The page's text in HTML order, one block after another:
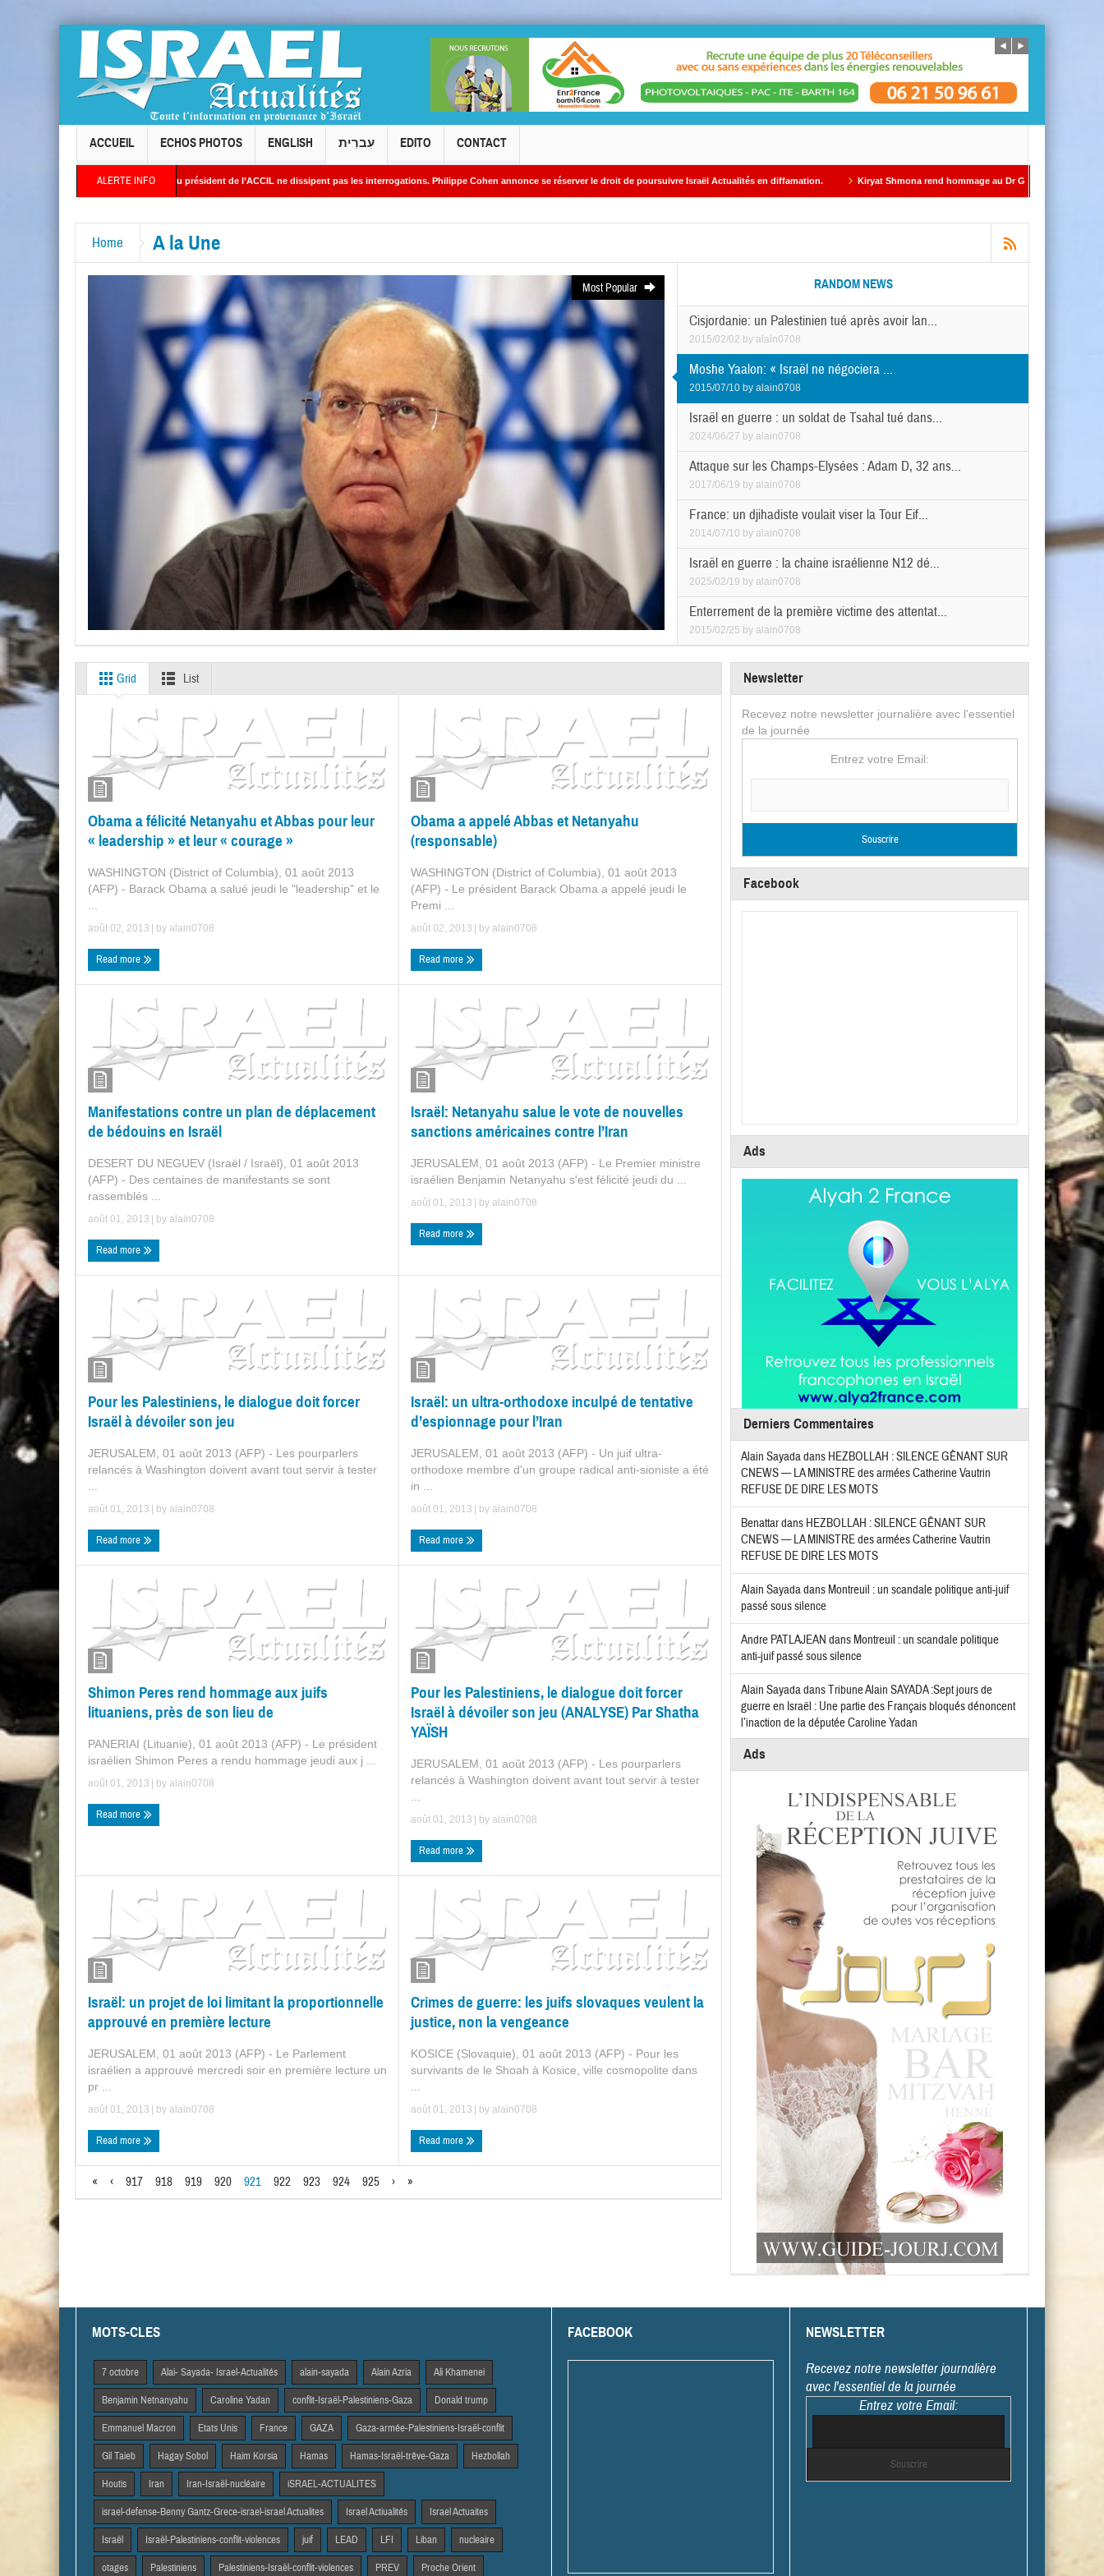
ACCUEIL ECHOS PHOTOS ENGLISH עִברִית EDITO CONTACT
ALERTE INFO
Levallois : les réponses du président de l’ACCIL ne dissipent pas les interrogations. Philippe Cohen annonce se réserver le droit de poursuivre Israël Actualités en diffamation. Kiryat Shmona rend hommage au Dr Gil Taïeb par Alain AZRIA
Home A la Une
Most Popular RANDOM NEWS
Cisjordanie: un Palestinien tué après avoir lan...
2015/02/02 by alain0708
Moshe Yaalon: « Israël ne négociera ...
2015/07/10 byalain0708
Israël en guerre : un soldat de Tsahal tué dans...
2024/06/27 by alain0708
Attaque sur les Champs-Elysées : Adam D, 32 ans...
2017/06/19 by alain0708
France: un djihadiste voulait viser la Tour Eif...
2014/07/10 by alain0708
Israël en guerre : la chaine israélienne N12 dé...
2025/02/19 by alain0708
Enterrement de la première victime des attentat...
2015/02/25 by alain0708
Grid List
Obama a félicité Netanyahu et Abbas pour leur
« leadership » et leur « courage »
WASHINGTON (District of Columbia), 01 août 2013
(AFP) - Barack Obama a salué jeudi le "leadership" et le
...
août 02, 2013 | by alain0708
Read more
Obama a appelé Abbas et Netanyahu
(responsable)
WASHINGTON (District of Columbia), 01 août 2013
(AFP) - Le président Barack Obama a appelé jeudi le
Premi ...
août 02, 2013 | by alain0708
Read more
Manifestations contre un plan de déplacement
de bédouins en Israël
DESERT DU NEGUEV (Israël / Israël), 01 août 2013
(AFP) - Des centaines de manifestants se sont
rassemblés ...
août 01, 2013 | by alain0708
Read more
Israël: Netanyahu salue le vote de nouvelles
sanctions américaines contre l’Iran
JERUSALEM, 01 août 2013 (AFP) - Le Premier ministre
israélien Benjamin Netanyahu s'est félicité jeudi du ...
août 01, 2013 | by alain0708
Read more
Pour les Palestiniens, le dialogue doit forcer
Israël à dévoiler son jeu
JERUSALEM, 01 août 2013 (AFP) - Les pourparlers
relancés à Washington doivent avant tout servir à tester
...
août 01, 2013 | by alain0708
Read more
Israël: un ultra-orthodoxe inculpé de tentative
d’espionnage pour l’Iran
JERUSALEM, 01 août 2013 (AFP) - Un juif ultra-
orthodoxe membre d'un groupe radical anti-sioniste a été
in ...
août 01, 2013 | by alain0708
Read more
Shimon Peres rend hommage aux juifs
lituaniens, près de son lieu de
PANERIAI (Lituanie), 01 août 2013 (AFP) - Le président
israélien Shimon Peres a rendu hommage jeudi aux j ...
août 01, 2013 | by alain0708
Read more
Pour les Palestiniens, le dialogue doit forcer
Israël à dévoiler son jeu (ANALYSE) Par Shatha
YAÏSH
JERUSALEM, 01 août 2013 (AFP) - Les pourparlers
relancés à Washington doivent avant tout servir à tester
août 01, 2013 | by alain0708
Read more
Israël: un projet de loi limitant la proportionnelle
approuvé en première lecture
JERUSALEM, 01 août 2013 (AFP) - Le Parlement
israélien a approuvé mercredi soir en première lecture un
pr ...
août 01, 2013 | by alain0708
Read more
Crimes de guerre: les juifs slovaques veulent la
justice, non la vengeance
KOSICE (Slovaquie), 01 août 2013 (AFP) - Pour les
survivants de le Shoah à Kosice, ville cosmopolite dans
...
août 01, 2013 | by alain0708
Read more
« ‹ 917 918 919 920 921 922 923 924 925 › »
Newsletter
Recevez notre newsletter journalière avec l'essentiel
de la journée
Entrez votre Email:
Facebook
Ads
Derniers Commentaires
Alain Sayadadans HEZBOLLAH : SILENCE GÊNANT SUR
CNEWS — LA MINISTRE des armées Catherine Vautrin
REFUSE DE DIRE LES MOTS
Benattardans HEZBOLLAH : SILENCE GÊNANT SUR
CNEWS — LA MINISTRE des armées Catherine Vautrin
REFUSE DE DIRE LES MOTS
Alain Sayadadans Montreuil : un scandale politique anti-juif
passé sous silence
Andre PATLAJEAN dans Montreuil : un scandale politique
anti-juif passé sous silence
Alain SayadadansTribune Alain SAYADA :Sept jours de
guerre en Israël : Une partie des Français bloqués dénoncent
l’inaction de la députée Caroline Yadan
Ads
MOTS-CLES
7 octobre Alai- Sayada- Israel-Actualités alain-sayada Alain Azria Ali Khamenei
Benjamin Netnanyahu Caroline Yadan conflit-Israël-Palestiniens-Gaza Donald trump
Emmanuel Macron Etats Unis France GAZA Gaza-armée-Palestiniens-Israël-conflit
Gil Taieb Hagay Sobol Haim Korsia Hamas Hamas-Israël-trêve-Gaza Hezbollah
Houtis Iran Iran-Israël-nucléaire iSRAEL-ACTUALITES
israel-defense-Benny Gantz-Grece-israel-israel Actualites Israel Actiualités Israel Actuaites
Israël Israël-Palestiniens-conflit-violences juif LEAD LFI Liban nucleaire
otages Palestiniens Palestiniens-Israël-conflit-violences PREV Proche Orient
FACEBOOK NEWSLETTER
Recevez notre newsletter journalière
avec l'essentiel de la journée
Entrez votre Email: